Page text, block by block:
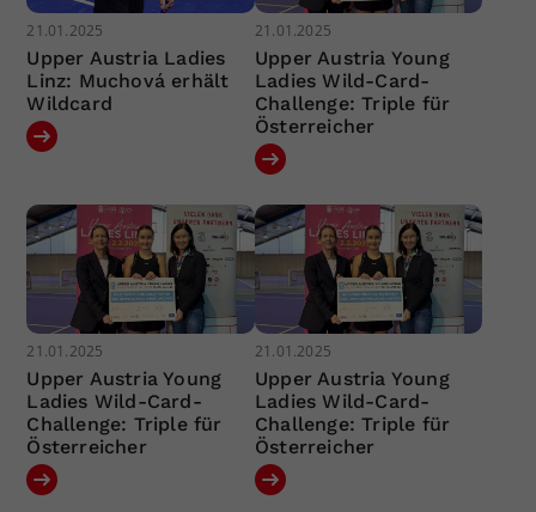
21.01.2025
Upper Austria Ladies
Linz: Muchová erhält
Wildcard
21.01.2025
Upper Austria Young
Ladies Wild-Card-
Challenge: Triple für
Österreicher
21.01.2025
Upper Austria Young
Ladies Wild-Card-
Challenge: Triple für
Österreicher
21.01.2025
Upper Austria Young
Ladies Wild-Card-
Challenge: Triple für
Österreicher